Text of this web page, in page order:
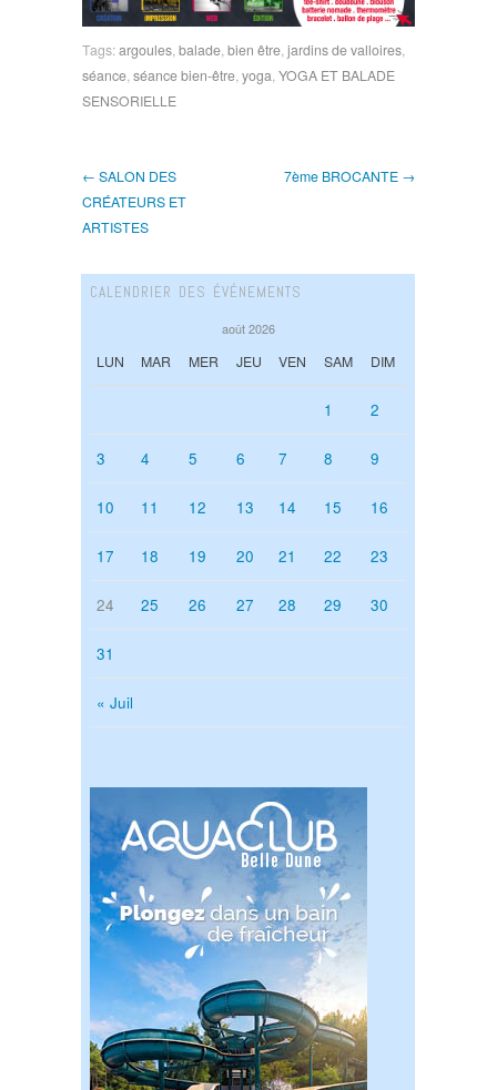
Tags:argoules,balade,bien être,jardins de valloires,
séance,séance bien-être,yoga,YOGA ET BALADE
SENSORIELLE
← SALON DES
CRÉATEURS ET
ARTISTES
7ème BROCANTE →
CALENDRIER DES ÉVÉNEMENTS
août 2026
LUN MAR MER JEU VEN SAM DIM
« Juil
1 2
3 4 5 6 7 8 9
10 11 12 13 14 15 16
17 18 19 20 21 22 23
24 25 26 27 28 29 30
31